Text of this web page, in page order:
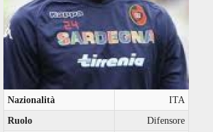
Nazionalità
ITA
Ruolo
Difensore